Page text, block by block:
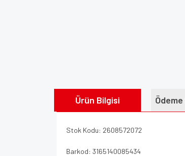
Ürün Bilgisi
Stok Kodu: 2608572072
Barkod: 3165140085434